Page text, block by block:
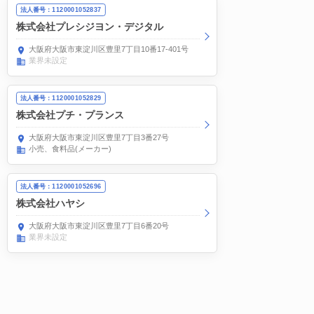
法人番号：1120001052837
株式会社プレシジヨン・デジタル
大阪府大阪市東淀川区豊里7丁目10番17-401号
業界未設定
法人番号：1120001052829
株式会社プチ・プランス
大阪府大阪市東淀川区豊里7丁目3番27号
小売
食料品(メーカー)
法人番号：1120001052696
株式会社ハヤシ
大阪府大阪市東淀川区豊里7丁目6番20号
業界未設定